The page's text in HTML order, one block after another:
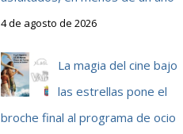
4 de agosto de 2026
La magia del cine bajo
las estrellas pone el
broche final al programa de ocio